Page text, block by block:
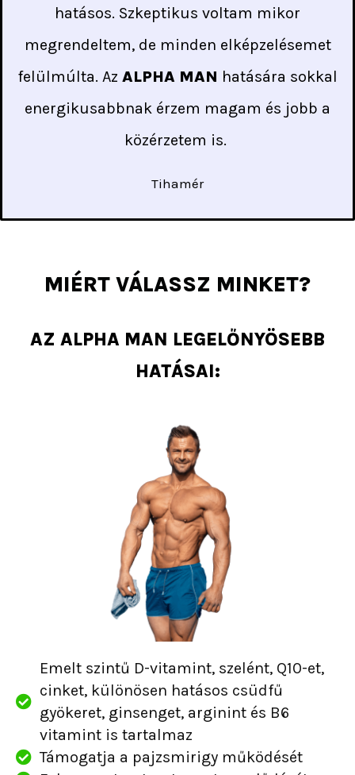
hatásos. Szkeptikus voltam mikor
megrendeltem, de minden elképzelésemet
felülmúlta. Az ALPHA MAN hatására sokkal
energikusabbnak érzem magam és jobb a
közérzetem is.
Tihamér
MIÉRT VÁLASSZ MINKET?
AZ ALPHA MAN LEGELŐNYÖSEBB
HATÁSAI:
Emelt szintű D-vitamint, szelént, Q10-et,
cinket, különösen hatásos csüdfű
gyökeret, ginsenget, arginint és B6
vitamint is tartalmaz
Támogatja a pajzsmirigy működését